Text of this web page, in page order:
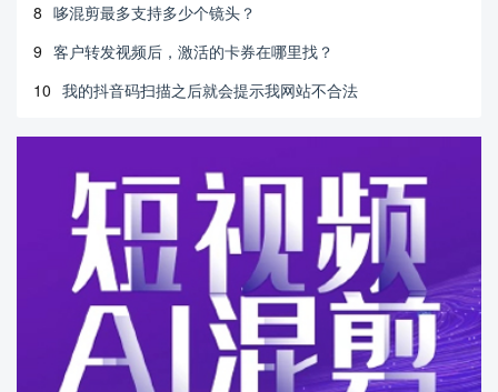
8 哆混剪最多支持多少个镜头？
9 客户转发视频后，激活的卡券在哪里找？
10 我的抖音码扫描之后就会提示我网站不合法